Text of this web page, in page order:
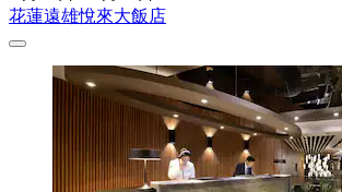
花蓮遠雄悅來大飯店